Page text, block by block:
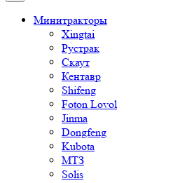
Минитракторы
Xingtai
Рустрак
Скаут
Кентавр
Shifeng
Foton Lovol
Jinma
Dongfeng
Kubota
МТЗ
Solis